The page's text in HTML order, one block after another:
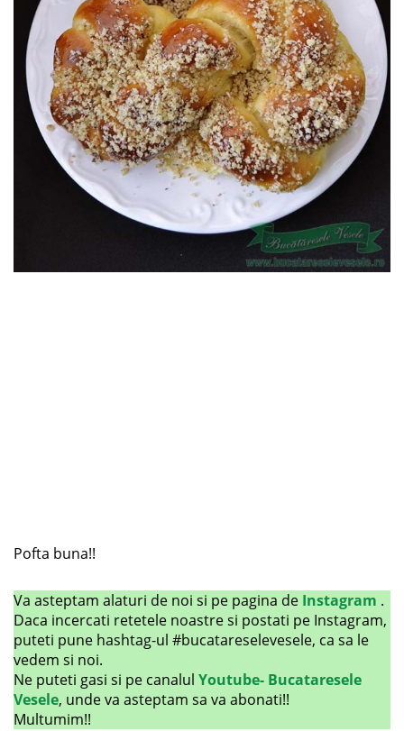
Pofta buna!!
Va asteptam alaturi de noi si pe pagina de Instagram .
Daca incercati retetele noastre si postati pe Instagram,
puteti pune hashtag-ul #bucatareselevesele, ca sa le
vedem si noi.
Ne puteti gasi si pe canalul Youtube- Bucataresele
Vesele, unde va asteptam sa va abonati!!
Multumim!!